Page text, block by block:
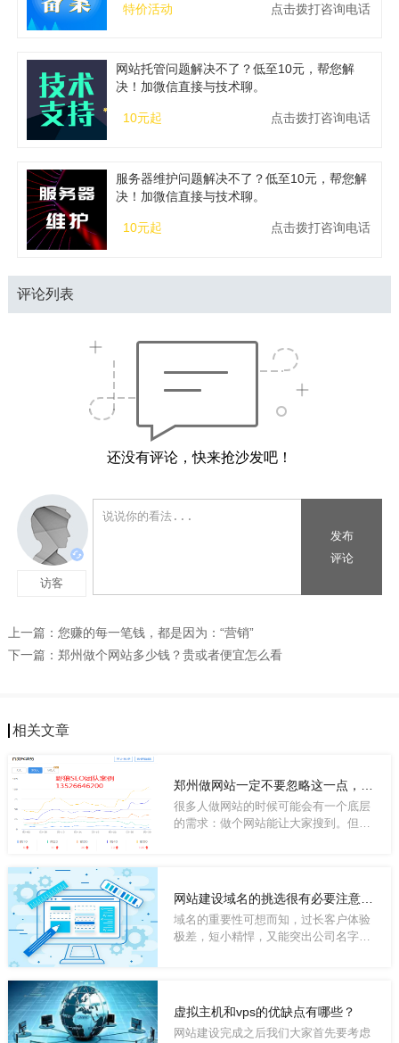
特价活动 点击拨打咨询电话
网站托管问题解决不了？低至10元，帮您解
决！加微信直接与技术聊。
10元起 点击拨打咨询电话
服务器维护问题解决不了？低至10元，帮您解
决！加微信直接与技术聊。
10元起 点击拨打咨询电话
评论列表
还没有评论，快来抢沙发吧！
上一篇： 您赚的每一笔钱，都是因为：“营销”
下一篇： 郑州做个网站多少钱？贵或者便宜怎么看
相关文章
郑州做网站一定不要忽略这一点，那就是SEO！SEO！SEO！
很多人做网站的时候可能会有一个底层
的需求：做个网站能让大家搜到。但可
域名的重要性可想而知，过长客户体验
极差，短小精悍，又能突出公司名字特
虚拟主机和vps的优缺点有哪些？
网站建设完成之后我们大家首先要考虑